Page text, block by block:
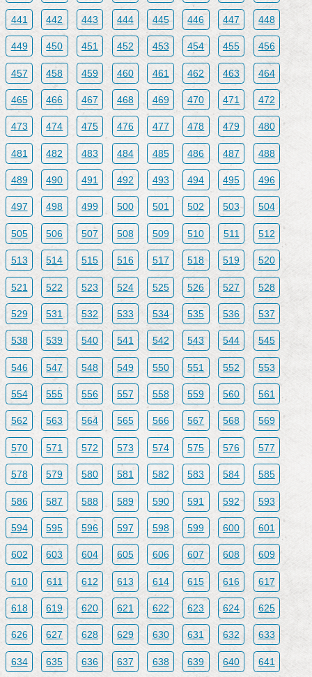
441 442 443 444 445 446 447 448
449 450 451 452 453 454 455 456
457 458 459 460 461 462 463 464
465 466 467 468 469 470 471 472
473 474 475 476 477 478 479 480
481 482 483 484 485 486 487 488
489 490 491 492 493 494 495 496
497 498 499 500 501 502 503 504
505 506 507 508 509 510 511 512
513 514 515 516 517 518 519 520
521 522 523 524 525 526 527 528
529 531 532 533 534 535 536 537
538 539 540 541 542 543 544 545
546 547 548 549 550 551 552 553
554 555 556 557 558 559 560 561
562 563 564 565 566 567 568 569
570 571 572 573 574 575 576 577
578 579 580 581 582 583 584 585
586 587 588 589 590 591 592 593
594 595 596 597 598 599 600 601
602 603 604 605 606 607 608 609
610 611 612 613 614 615 616 617
618 619 620 621 622 623 624 625
626 627 628 629 630 631 632 633
634 635 636 637 638 639 640 641